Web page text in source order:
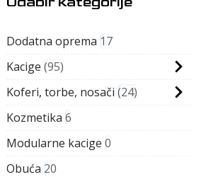
Dodatna oprema 17
Kacige 95
Koferi, torbe, nosači 24
Kozmetika 6
Modularne kacige 0
Obuća 20